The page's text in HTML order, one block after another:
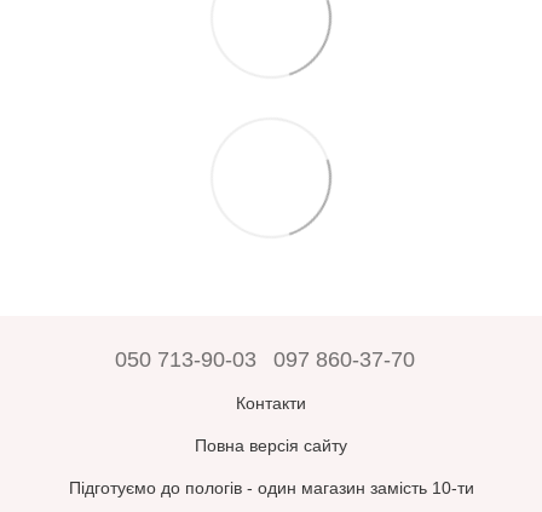
050 713-90-03 097 860-37-70
Контакти
Повна версія сайту
Підготуємо до пологів - один магазин замість 10-ти